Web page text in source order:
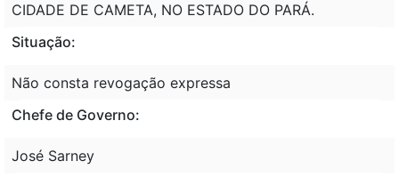
CIDADE DE CAMETA, NO ESTADO DO PARÁ.
Situação:
Não consta revogação expressa
Chefe de Governo:
José Sarney